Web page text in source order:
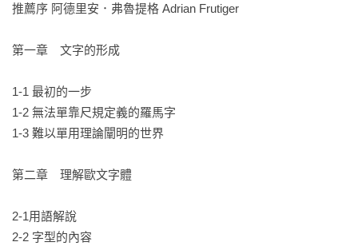
高」、「上伸部／下伸部」、「字間調整」等字體設計的專門
同「字重」的字體所組合而成的？
．一套字型除了拉丁字母和數字以外，還有許多其他的構成要
素，稱為「字符」。第二節「字型的內容」將告訴你各種西洋
標點符號、空格、連字等拉丁字母和數字以外的這些字符名
最常使用的歐文字體，並加以分門別類，告訴你這些字體的歷
史、特色及使用方式，讓你了解這些字體受歡迎背後的秘密，
推薦序 阿德里安．弗魯提格 Adrian Frutiger
第一章　文字的形成
1-1 最初的一步
1-2 無法單靠尺規定義的羅馬字
1-3 難以單用理論闡明的世界
第二章　理解歐文字體
2-1用語解說
2-2 字型的內容